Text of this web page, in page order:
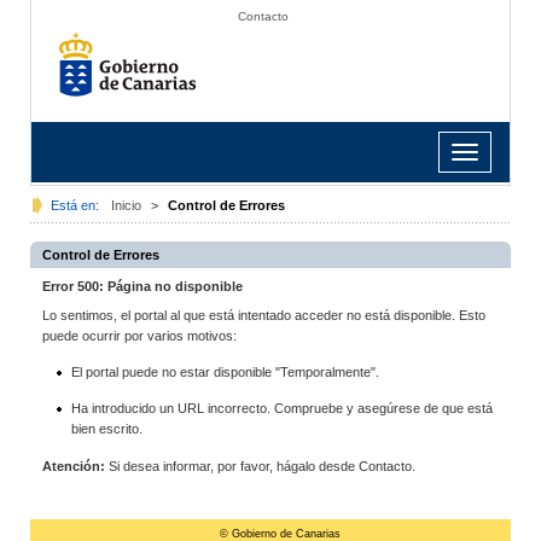
Contacto
Toggle
navigation
Está en: Inicio > Control de Errores
Control de Errores
Error 500: Página no disponible
Lo sentimos, el portal al que está intentado acceder no está disponible. Esto
puede ocurrir por varios motivos:
El portal puede no estar disponible "Temporalmente".
Ha introducido un URL incorrecto. Compruebe y asegúrese de que está
bien escrito.
Atención: Si desea informar, por favor, hágalo desde Contacto.
© Gobierno de Canarias